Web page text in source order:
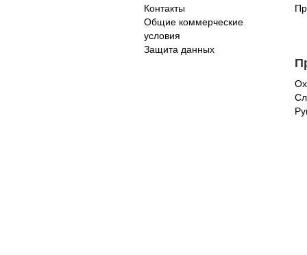
Контакты
Общие коммерческие
условия
Защита данных